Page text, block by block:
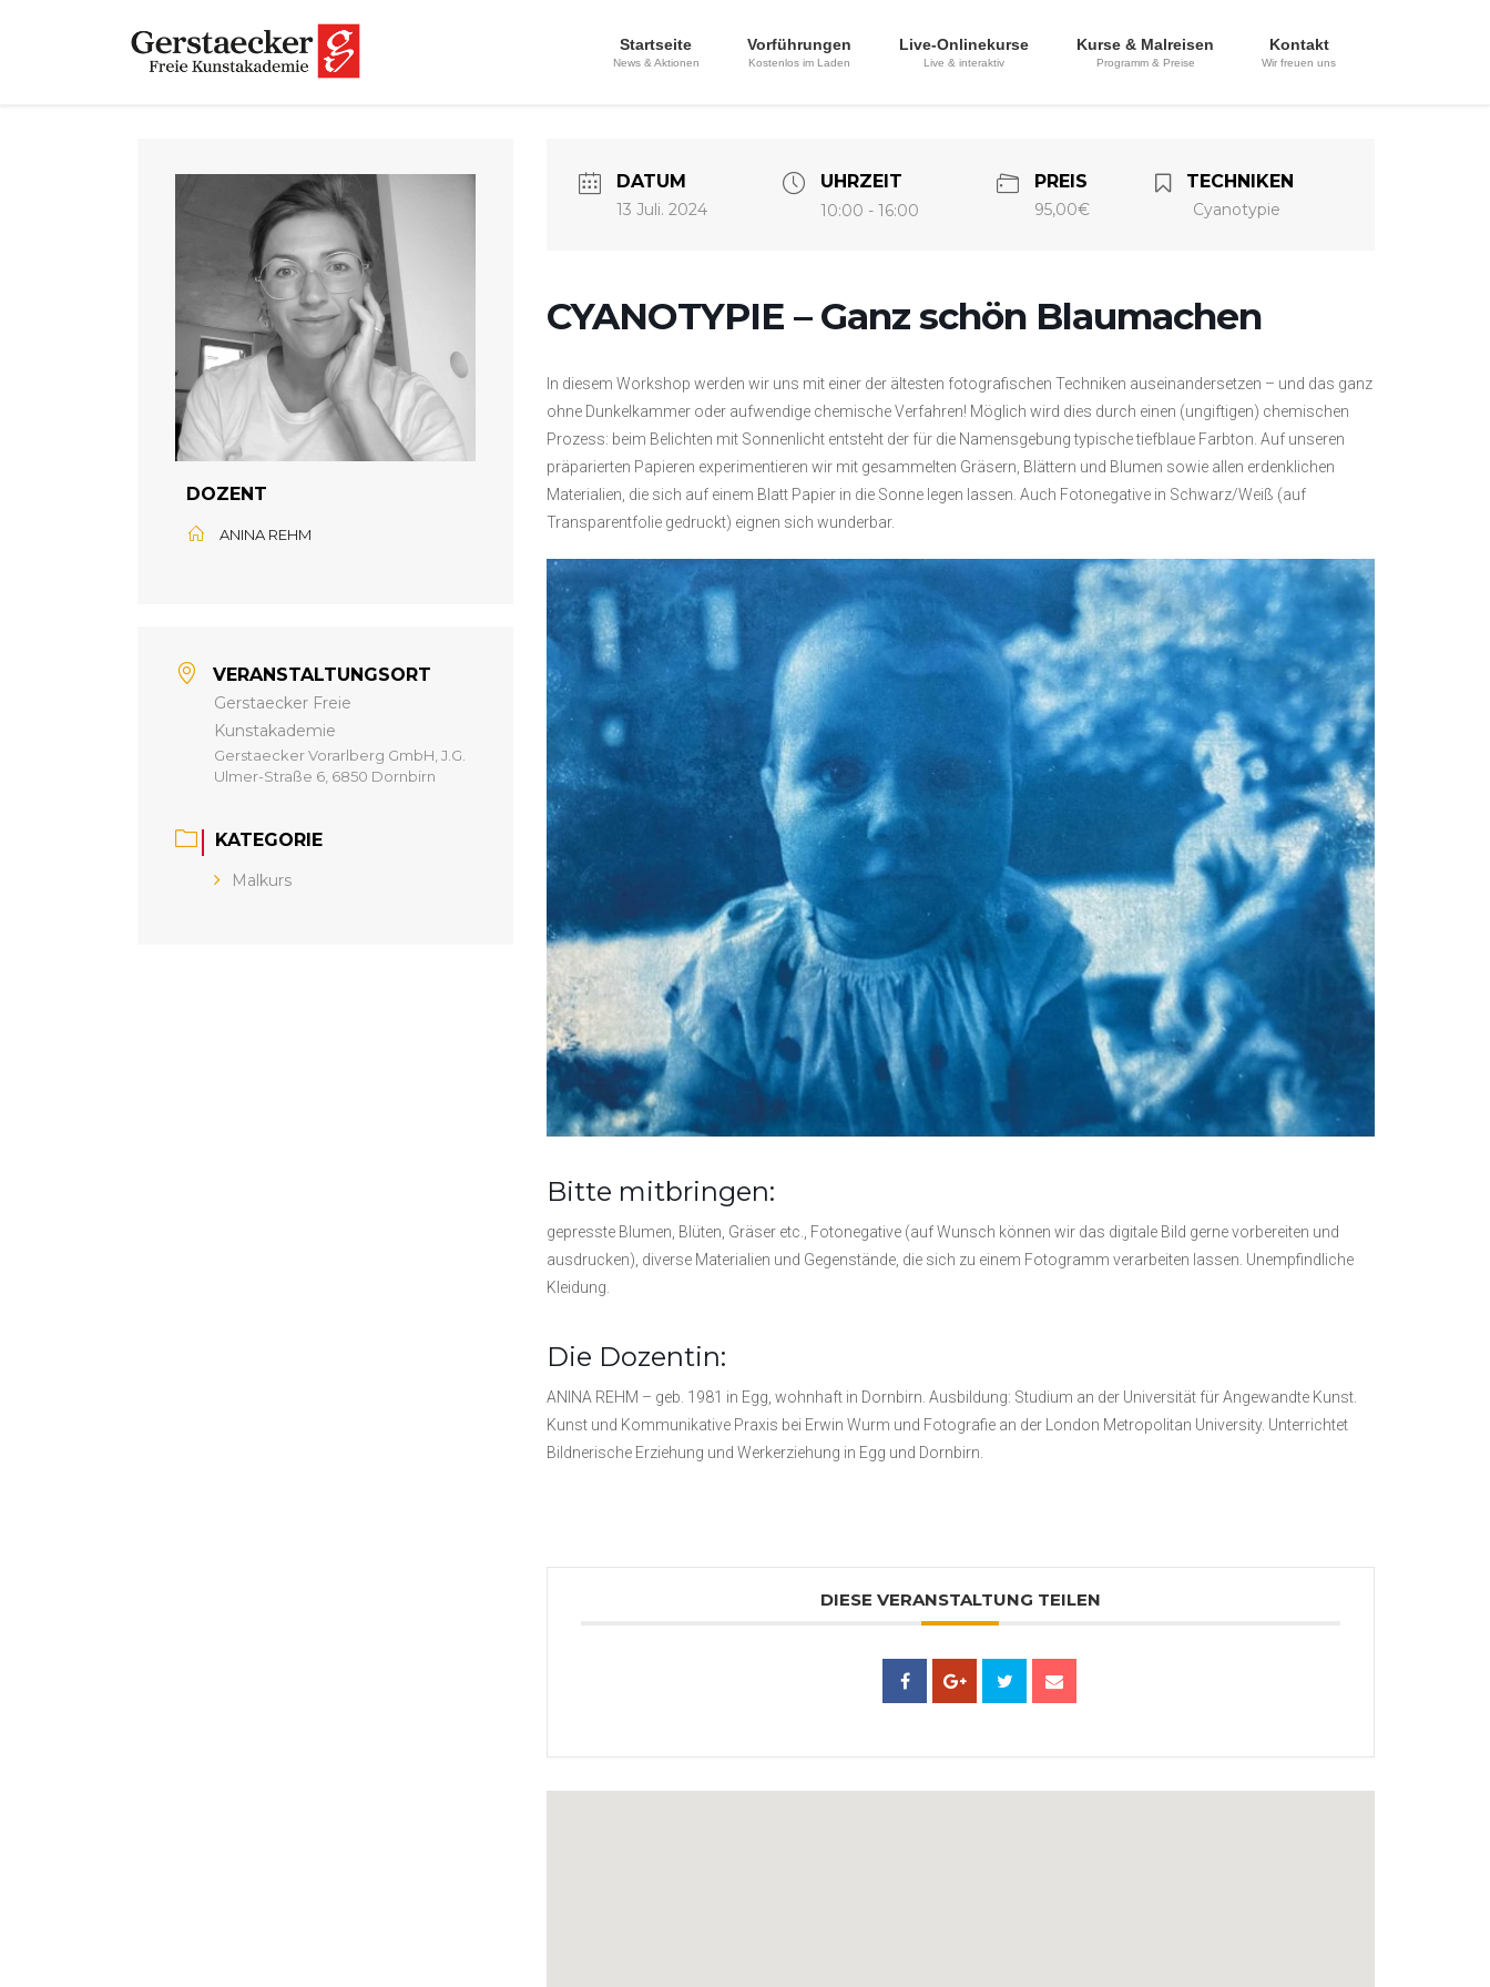
Startseite
News & Aktionen
Vorführungen
Kostenlos im Laden
Live-Onlinekurse
Live & interaktiv
Kurse & Malreisen
Programm & Preise
Kontakt
Wir freuen uns
DOZENT
ANINA REHM
VERANSTALTUNGSORT
Gerstaecker Freie
Kunstakademie
Gerstaecker Vorarlberg GmbH, J.G.
Ulmer-Straße 6, 6850 Dornbirn
KATEGORIE
Malkurs
DATUM
13 Juli. 2024
UHRZEIT
10:00 - 16:00
PREIS
95,00€
TECHNIKEN
Cyanotypie
CYANOTYPIE – Ganz schön Blaumachen
In diesem Workshop werden wir uns mit einer der ältesten fotografischen Techniken auseinandersetzen – und das ganz
ohne Dunkelkammer oder aufwendige chemische Verfahren! Möglich wird dies durch einen (ungiftigen) chemischen
Prozess: beim Belichten mit Sonnenlicht entsteht der für die Namensgebung typische tiefblaue Farbton. Auf unseren
präparierten Papieren experimentieren wir mit gesammelten Gräsern, Blättern und Blumen sowie allen erdenklichen
Materialien, die sich auf einem Blatt Papier in die Sonne legen lassen. Auch Fotonegative in Schwarz/Weiß (auf
Transparentfolie gedruckt) eignen sich wunderbar.
Bitte mitbringen:
gepresste Blumen, Blüten, Gräser etc., Fotonegative (auf Wunsch können wir das digitale Bild gerne vorbereiten und
ausdrucken), diverse Materialien und Gegenstände, die sich zu einem Fotogramm verarbeiten lassen. Unempfindliche
Kleidung.
Die Dozentin:
ANINA REHM – geb. 1981 in Egg, wohnhaft in Dornbirn. Ausbildung: Studium an der Universität für Angewandte Kunst.
Kunst und Kommunikative Praxis bei Erwin Wurm und Fotografie an der London Metropolitan University. Unterrichtet
Bildnerische Erziehung und Werkerziehung in Egg und Dornbirn.
DIESE VERANSTALTUNG TEILEN